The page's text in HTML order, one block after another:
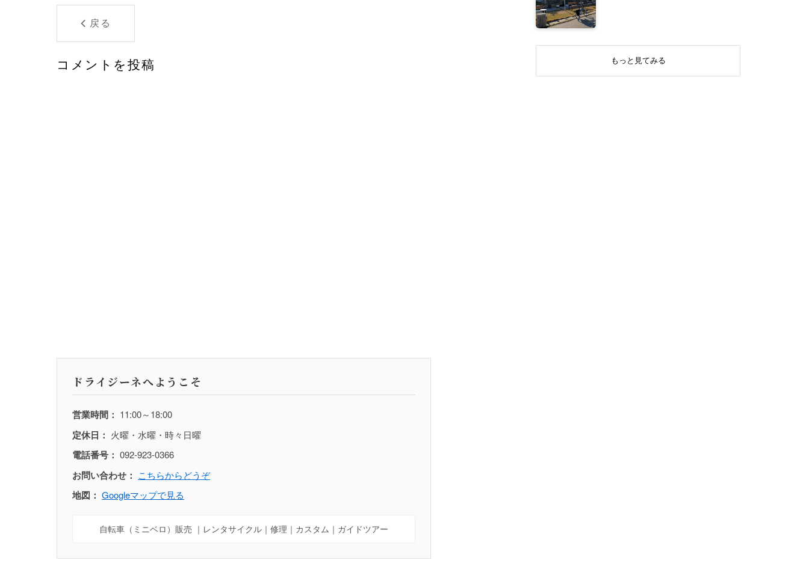
戻る
コメントを投稿
ドライジーネへようこそ
営業時間： 11:00～18:00
定休日： 火曜・水曜・時々日曜
電話番号： 092-923-0366
お問い合わせ： こちらからどうぞ
地図： Googleマップで見る
自転車（ミニベロ）販売 ｜レンタサイクル｜修理｜カスタム｜ガイドツアー
もっと見てみる